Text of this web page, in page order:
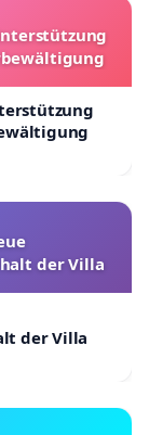
der Villa
der Villa